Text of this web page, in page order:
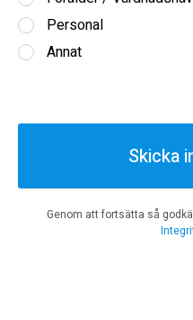
Personal
Annat
Skicka
Genom att fortsätta så